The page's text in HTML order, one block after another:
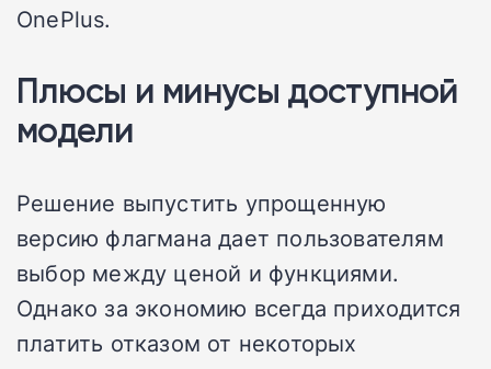
OnePlus.
Плюсы и минусы доступной
модели
Решение выпустить упрощенную
версию флагмана дает пользователям
выбор между ценой и функциями.
Однако за экономию всегда приходится
платить отказом от некоторых